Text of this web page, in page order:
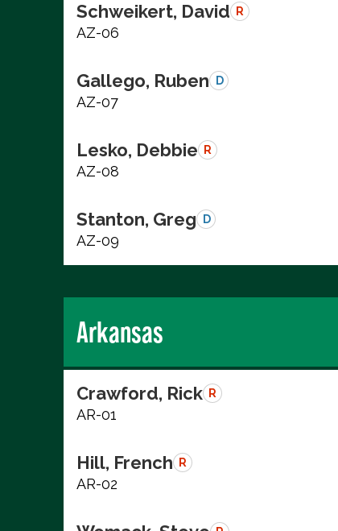
Schweikert, David R
AZ-06
Gallego, Ruben D
AZ-07
Lesko, Debbie R
AZ-08
Stanton, Greg D
AZ-09
Arkansas
Crawford, Rick R
AR-01
Hill, French R
AR-02